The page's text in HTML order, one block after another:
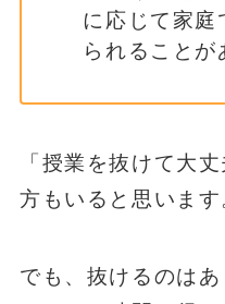
に応じて家庭
られることが
「授業を抜けて大
方もいると思います
でも、抜けるのは